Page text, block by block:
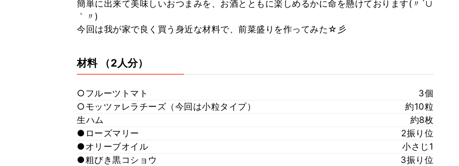
簡単に出来て美味しいおつまみを、お酒とともに楽しめるかに命を懸けております(〃´∪
｀〃)ゞ
今回は我が家で良く買う身近な材料で、前菜盛りを作ってみた☆彡
材料 （2人分）
○フルーツトマト
3個
○モッツァレラチーズ（今回は小粒タイプ）
約10粒
生ハム
約8枚
●ローズマリー
2振り位
●オリーブオイル
小さじ1
●粗びき黒コショウ
3振り位